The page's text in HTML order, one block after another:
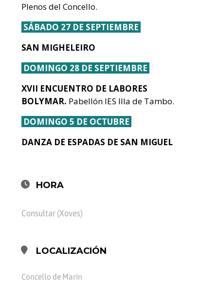
Plenos del Concello.
SÁBADO 27 DE SEPTIEMBRE
SAN MIGHELEIRO
DOMINGO 28 DE SEPTIEMBRE
XVII ENCUENTRO DE LABORES
BOLYMAR. Pabellón IES Illa de Tambo.
DOMINGO 5 DE OCTUBRE
DANZA DE ESPADAS DE SAN MIGUEL
HORA
Consultar (Xoves)
LOCALIZACIÓN
Concello de Marín